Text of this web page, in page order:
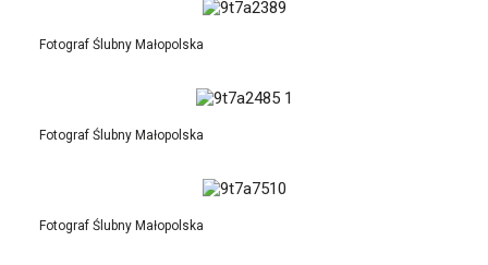
Fotograf Ślubny Małopolska
Fotograf Ślubny Małopolska
Fotograf Ślubny Małopolska